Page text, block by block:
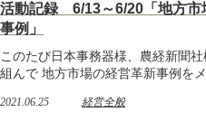
活動記録 6/13～6/20「地方市
事例」
このたび日本事務器様、農経新聞
組んで 地方市場の経営革新事例を
2021.06.25 経営全般